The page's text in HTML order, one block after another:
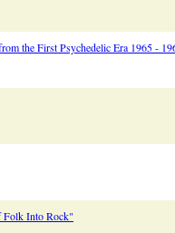
the First Psychedelic Era 1965 -
Folk Into Rock"